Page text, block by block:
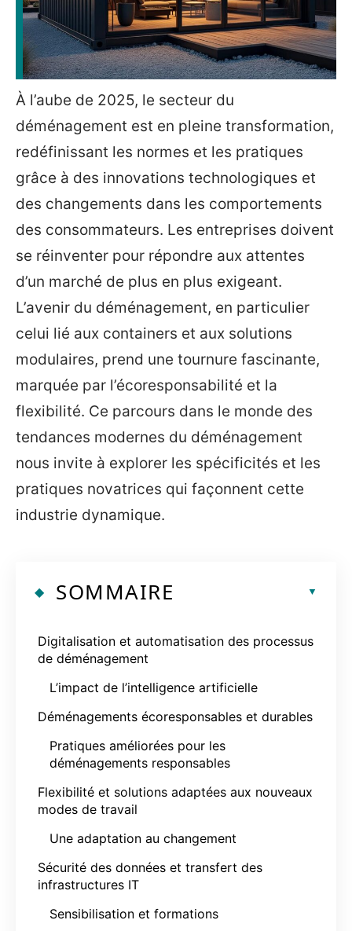
À l’aube de 2025, le secteur du
déménagement est en pleine transformation,
redéfinissant les normes et les pratiques
grâce à des innovations technologiques et
des changements dans les comportements
des consommateurs. Les entreprises doivent
se réinventer pour répondre aux attentes
d’un marché de plus en plus exigeant.
L’avenir du déménagement, en particulier
celui lié aux containers et aux solutions
modulaires, prend une tournure fascinante,
marquée par l’écoresponsabilité et la
flexibilité. Ce parcours dans le monde des
tendances modernes du déménagement
nous invite à explorer les spécificités et les
pratiques novatrices qui façonnent cette
industrie dynamique.
SOMMAIRE
Digitalisation et automatisation des processus
de déménagement
L’impact de l’intelligence artificielle
Déménagements écoresponsables et durables
Pratiques améliorées pour les
déménagements responsables
Flexibilité et solutions adaptées aux nouveaux
modes de travail
Une adaptation au changement
Sécurité des données et transfert des
infrastructures IT
Sensibilisation et formations